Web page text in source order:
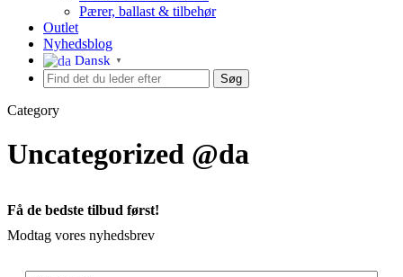
Pærer, ballast & tilbehør
Outlet
Nyhedsblog
Dansk ▼
Søg
Category
Uncategorized @da
Få de bedste tilbud først!
Modtag vores nyhedsbrev